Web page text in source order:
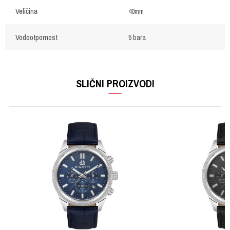
Veličina 40mm
Vodootpornost 5 bara
SLIČNI PROIZVODI